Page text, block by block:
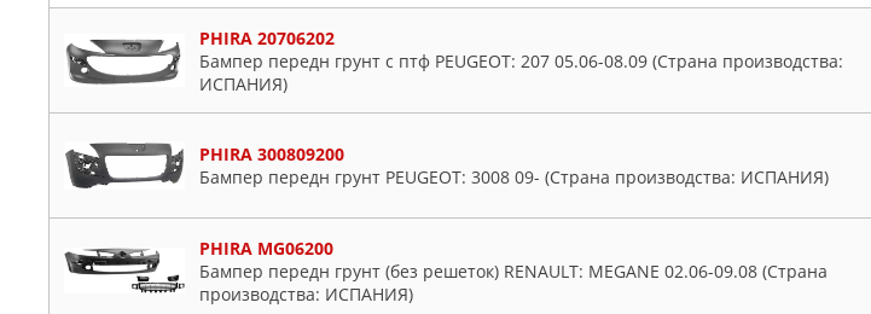
PHIRA 20706202
Бампер передн грунт с птф PEUGEOT: 207 05.06-08.09 (Страна производства:
ИСПАНИЯ)
PHIRA 300809200
Бампер передн грунт PEUGEOT: 3008 09- (Страна производства: ИСПАНИЯ)
PHIRA MG06200
Бампер передн грунт (без решеток) RENAULT: MEGANE 02.06-09.08 (Страна
производства: ИСПАНИЯ)